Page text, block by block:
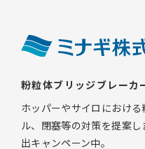
粉粒体ブリッジブレーカ
ホッパーやサイロにおけ
ル、閉塞等の対策を提案
出キャンペーン中。